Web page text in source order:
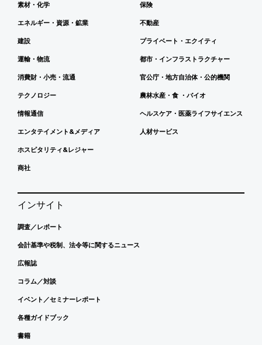
素材・化学
エネルギー・資源・鉱業
建設
運輸・物流
消費財・小売・流通
テクノロジー
情報通信
エンタテイメント&メディア
ホスピタリティ&レジャー
商社
保険
不動産
プライベート・エクイティ
都市・インフラストラクチャー
官公庁・地方自治体・公的機関
農林水産・食 ・バイオ
ヘルスケア・医薬ライフサイエンス
人材サービス
インサイト
調査／レポート
会計基準や税制、法令等に関するニュース
広報誌
コラム／対談
イベント／セミナーレポート
各種ガイドブック
書籍